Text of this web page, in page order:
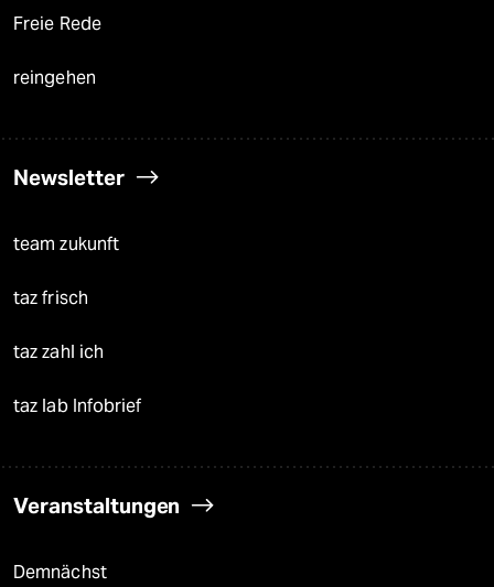
Freie Rede
reingehen
Newsletter
team zukunft
taz frisch
taz zahl ich
taz lab Infobrief
Veranstaltungen
Demnächst